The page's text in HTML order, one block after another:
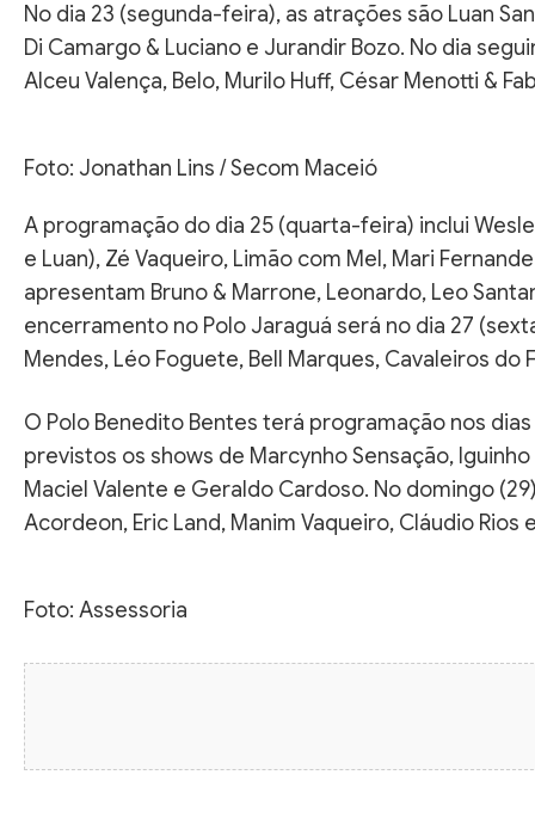
No dia 23 (segunda-feira), as atrações são Luan
Di Camargo & Luciano e Jurandir Bozo. No dia
Alceu Valença, Belo, Murilo Huff, César Menotti &
Foto: Jonathan Lins / Secom Maceió
A programação do dia 25 (quarta-feira) inclui
e Luan), Zé Vaqueiro, Limão com Mel, Mari
apresentam Bruno & Marrone, Leonardo, Leo
encerramento no Polo Jaraguá será no dia 27
Mendes, Léo Foguete, Bell Marques, Cavaleiros do
O Polo Benedito Bentes terá programação nos
previstos os shows de Marcynho Sensação,
Maciel Valente e Geraldo Cardoso. No domingo
Acordeon, Eric Land, Manim Vaqueiro, Cláudio Rios
Foto: Assessoria